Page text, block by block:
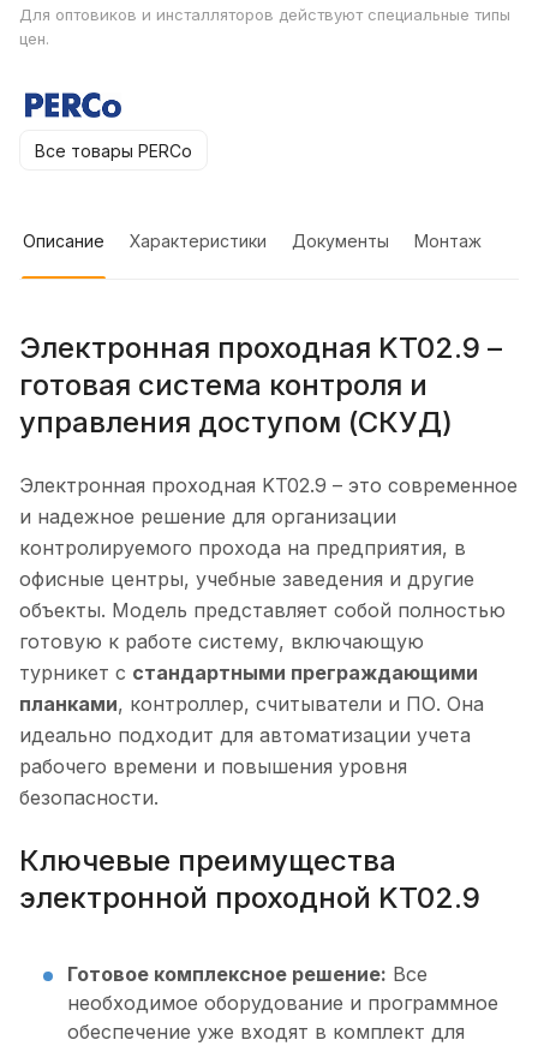
Для оптовиков и инсталляторов действуют специальные типы
цен.
Все товары PERCo
Описание Характеристики Документы Монтаж
Электронная проходная KT02.9 –
готовая система контроля и
управления доступом (СКУД)
Электронная проходная KT02.9 – это современное
и надежное решение для организации
контролируемого прохода на предприятия, в
офисные центры, учебные заведения и другие
объекты. Модель представляет собой полностью
готовую к работе систему, включающую
турникет с стандартными преграждающими
планками, контроллер, считыватели и ПО. Она
идеально подходит для автоматизации учета
рабочего времени и повышения уровня
безопасности.
Ключевые преимущества
электронной проходной KT02.9
Готовое комплексное решение: Все
необходимое оборудование и программное
обеспечение уже входят в комплект для